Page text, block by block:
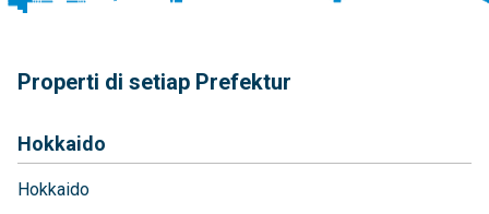
Properti di setiap Prefektur
Hokkaido
Hokkaido